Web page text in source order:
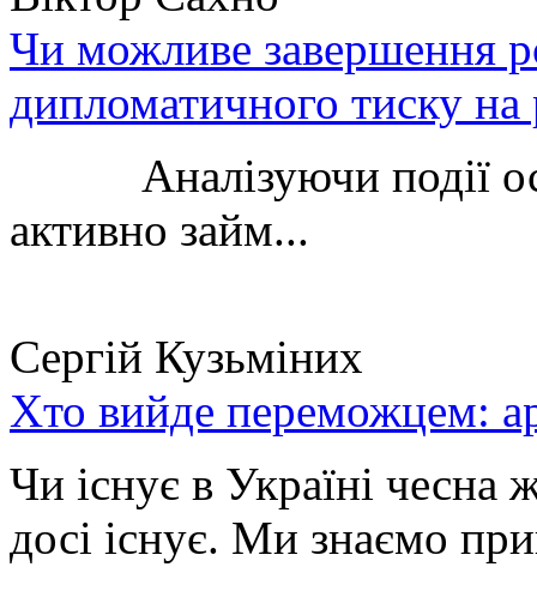
Чи можливе завершення
дипломатичного тиску
Аналізуючи події
активно займ...
Сергій Кузьміних
Хто вийде переможцем:
Чи існує в Україні чесна
досі існує. Ми знаємо